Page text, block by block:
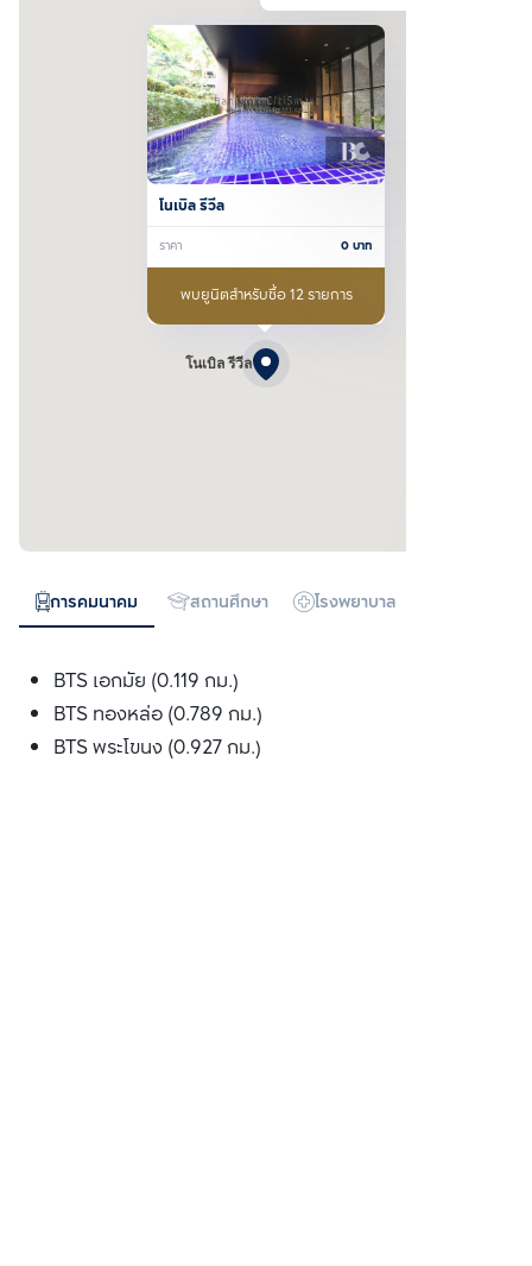
โนเบิล รีวีล
โนเบิล รีวีล
ราคา 0บาท
พบยูนิตสำหรับซื้อ 12 รายการ
การคมนาคม สถานศึกษา โรงพยาบาล
BTS เอกมัย (0.119 กม.)
BTS ทองหล่อ (0.789 กม.)
BTS พระโขนง (0.927 กม.)